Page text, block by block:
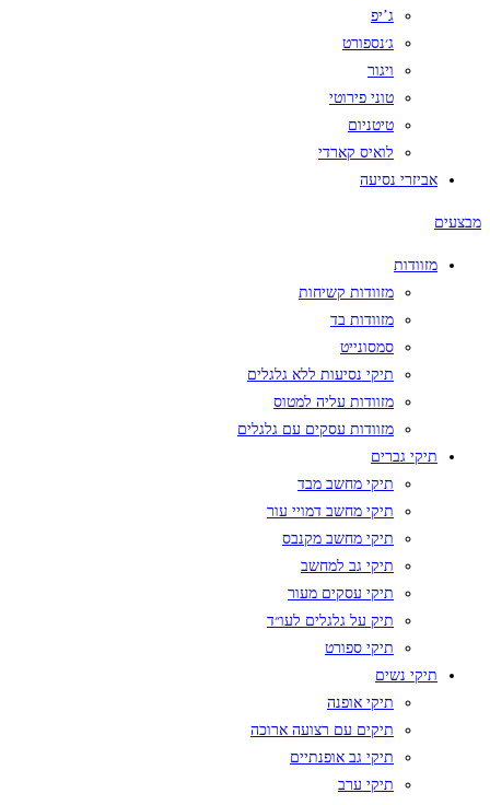
ג’יפ
ג׳נספורט
ויגור
טוני פירוטי
טיטניום
לואיס קארדי
אביזרי נסיעה
מבצעים
מזוודות
מזוודות קשיחות
מזוודות בד
סמסונייט
תיקי נסיעות ללא גלגלים
מזוודות עליה למטוס
מזוודות עסקים עם גלגלים
תיקי גברים
תיקי מחשב מבד
תיקי מחשב דמויי עור
תיקי מחשב מקנבס
תיקי גב למחשב
תיקי עסקים מעור
תיק על גלגלים לעו״ד
תיקי ספורט
תיקי נשים
תיקי אופנה
תיקים עם רצועה ארוכה
תיקי גב אופנתיים
תיקי ערב